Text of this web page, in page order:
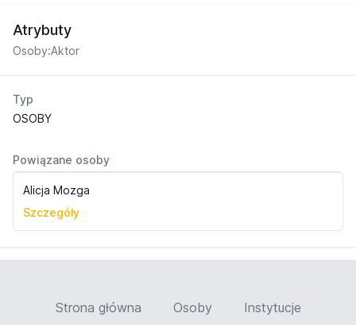
Atrybuty
Osoby:Aktor
Typ
OSOBY
Powiązane osoby
Alicja Mozga
Szczegóły
Strona główna Osoby Instytucje